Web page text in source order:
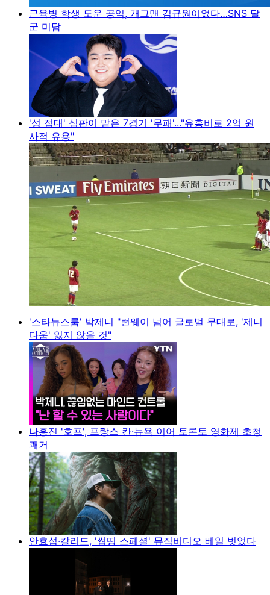
근육병 학생 도운 공익, 개그맨 김규원이었다…SNS 달
군 미담
'성 접대' 심판이 맡은 7경기 '무패'..."유흥비로 2억 원
사적 유용"
'스타뉴스룸' 박제니 "런웨이 넘어 글로벌 무대로, '제니
다움' 잃지 않을 것"
나홍진 '호프', 프랑스 칸·뉴욕 이어 토론토 영화제 초청
쾌거
안효섭·칼리드, '썸띵 스페셜' 뮤직비디오 베일 벗었다